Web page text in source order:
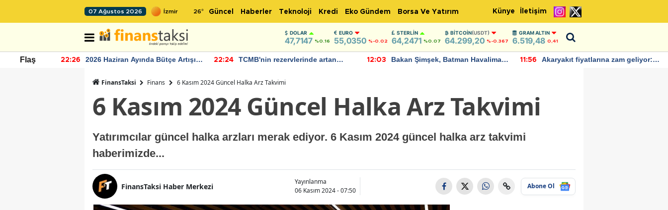
07 Ağustos 2026 26° Güncel Haberler Teknoloji Kredi Eko Gündem Borsa Ve Yatırım Künye İletişim
DOLAR
47,7147 %0.16
EURO
55,0350 %-0.02
STERLIN
64,2471 %0.07
BITCOIN(USDT)
64.299,20 %-0.367
GRAM ALTIN
6.519,48 0,41
Flaş 22:26
2026 Haziran Ayında Bütçe Artışı
22:24
TCMB'nin rezervlerinde artan
12:03
Bakan Şimşek, Batman Havalimanı
11:56
Akaryakıt fiyatlarına zam geliyor:
FinansTaksi Finans 6 Kasım 2024 Güncel Halka Arz Takvimi
6 Kasım 2024 Güncel Halka Arz Takvimi
Yatırımcılar güncel halka arzları merak ediyor. 6 Kasım 2024 güncel halka arz takvimi
haberimizde...
FinansTaksi Haber Merkezi
Yayınlanma
06 Kasım 2024 - 07:50
Abone Ol